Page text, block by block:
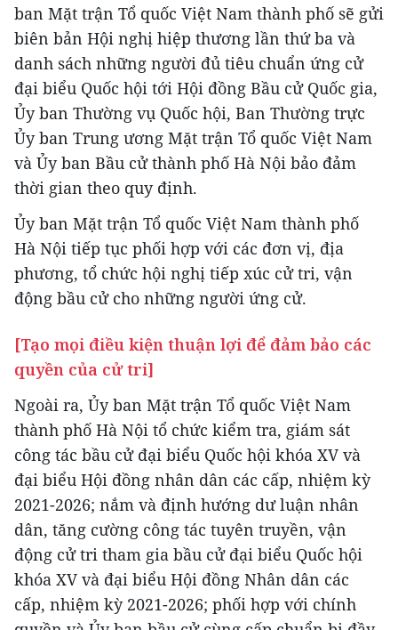
ban Mặt trận Tổ quốc Việt Nam thành phố sẽ gửi
biên bản Hội nghị hiệp thương lần thứ ba và
danh sách những người đủ tiêu chuẩn ứng cử
đại biểu Quốc hội tới Hội đồng Bầu cử Quốc gia,
Ủy ban Thường vụ Quốc hội, Ban Thường trực
Ủy ban Trung ương Mặt trận Tổ quốc Việt Nam
và Ủy ban Bầu cử thành phố Hà Nội bảo đảm
thời gian theo quy định.
Ủy ban Mặt trận Tổ quốc Việt Nam thành phố
Hà Nội tiếp tục phối hợp với các đơn vị, địa
phương, tổ chức hội nghị tiếp xúc cử tri, vận
động bầu cử cho những người ứng cử.
[Tạo mọi điều kiện thuận lợi để đảm bảo các
quyền của cử tri]
Ngoài ra, Ủy ban Mặt trận Tổ quốc Việt Nam
thành phố Hà Nội tổ chức kiểm tra, giám sát
công tác bầu cử đại biểu Quốc hội khóa XV và
đại biểu Hội đồng nhân dân các cấp, nhiệm kỳ
2021-2026; nắm và định hướng dư luận nhân
dân, tăng cường công tác tuyên truyền, vận
động cử tri tham gia bầu cử đại biểu Quốc hội
khóa XV và đại biểu Hội đồng Nhân dân các
cấp, nhiệm kỳ 2021-2026; phối hợp với chính